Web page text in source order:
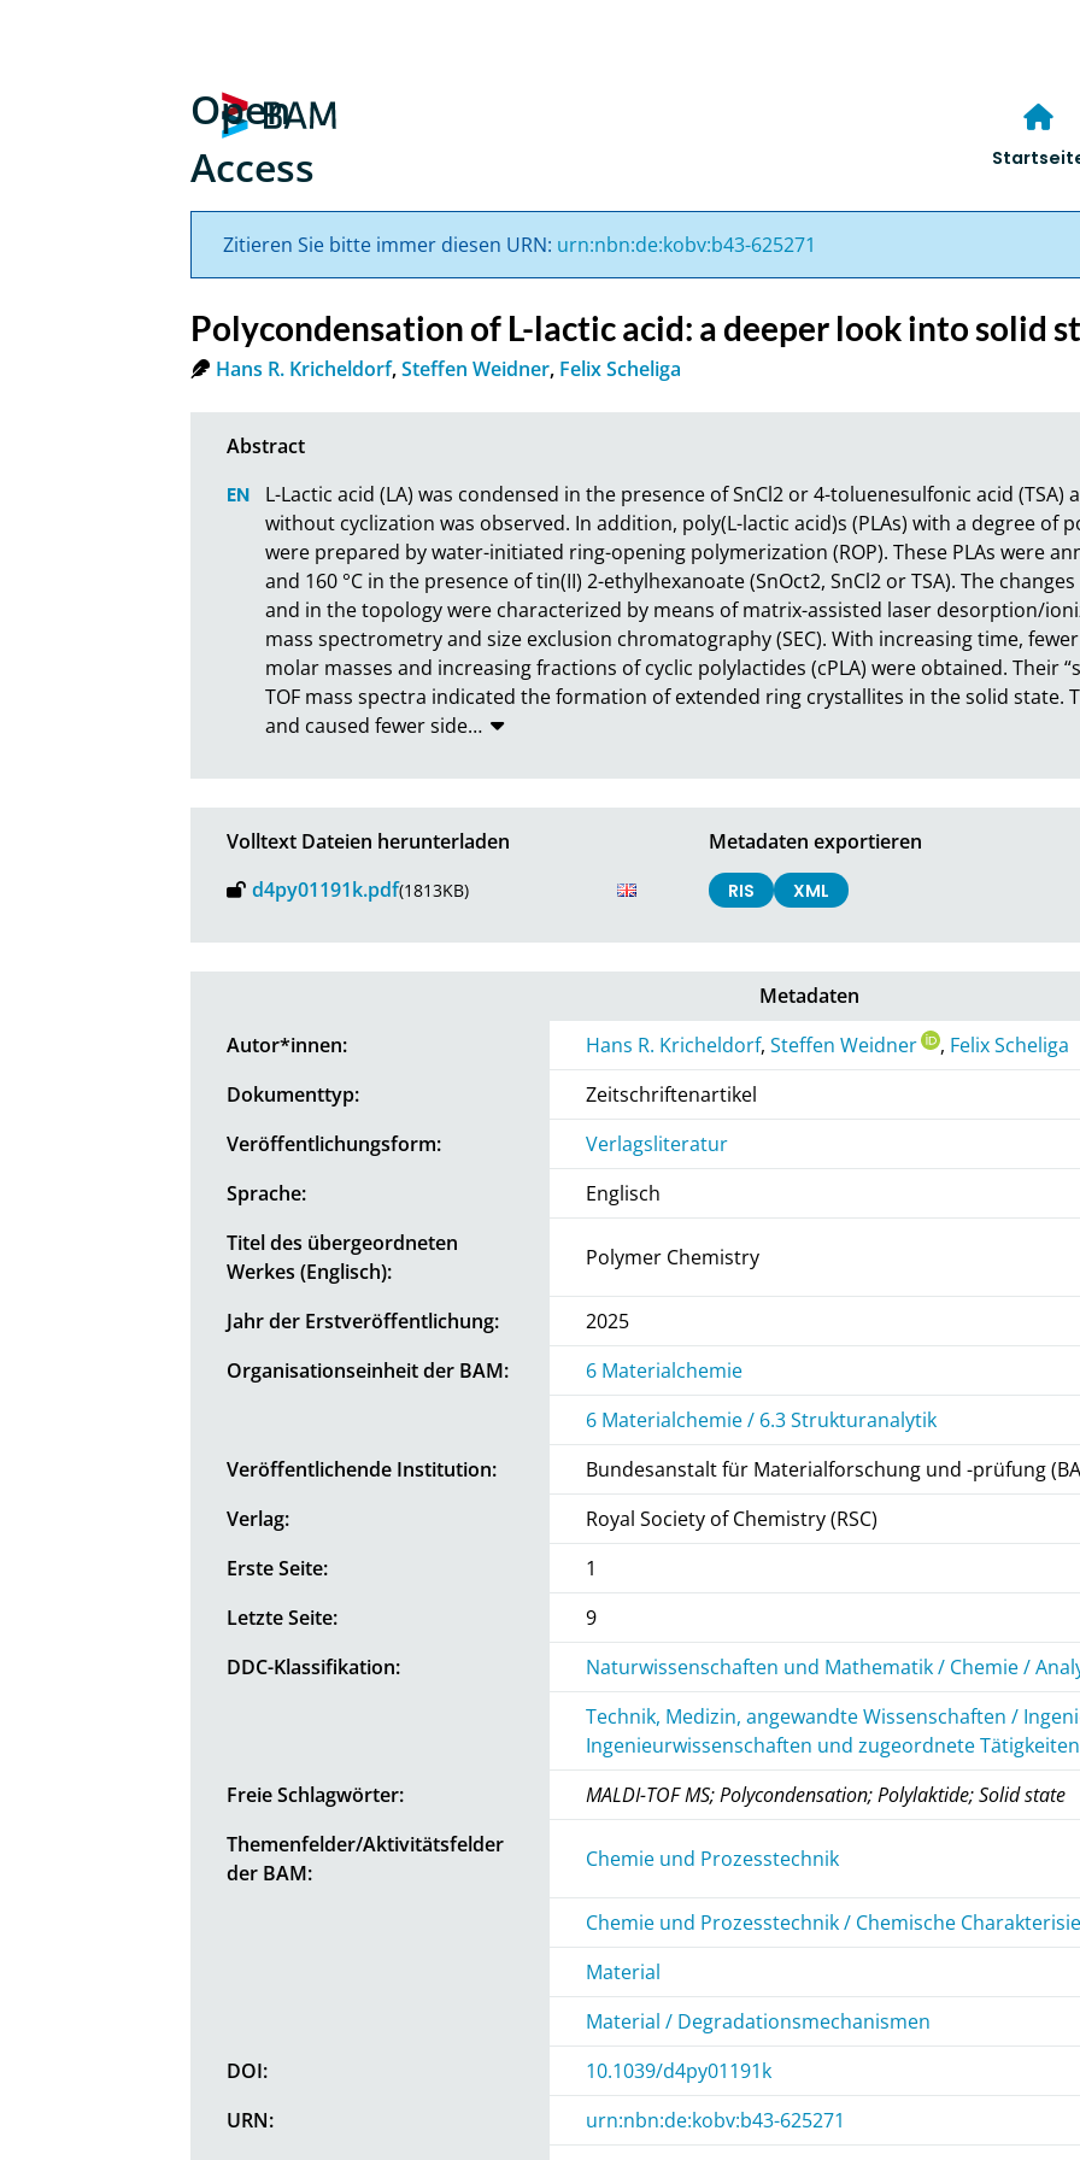
Open
Access
Zitieren Sie bitte immer diesen URN: urn:nbn:de:kobv:b43-625271
Polycondensation of L-lactic acid: a deeper look into solid
Hans R. Kricheldorf,Steffen Weidner, Felix Scheliga
L-Lactic acid (LA) was condensed in the presence of SnCl2 or 4-toluenesulfonic acid (TSA)
without cyclization was observed. In addition, poly(L-lactic acid)s (PLAs) with a degree of
were prepared by water-initiated ring-opening polymerization (ROP). These PLAs were
and 160 °C in the presence of tin(II) 2-ethylhexanoate (SnOct2, SnCl2 or TSA). The
and in the topology were characterized by means of matrix-assisted laser desorption/
mass spectrometry and size exclusion chromatography (SEC). With increasing time,
molar masses and increasing fractions of cyclic polylactides (cPLA) were obtained. Their
TOF mass spectra indicated the formation of extended ring crystallites in the solid state.
and caused fewer side…
Volltext Dateien herunterladen
d4py01191k.pdf(1813KB)
Metadaten exportieren
RIS XML
Metadaten
Autor*innen:
Hans R. Kricheldorf,Steffen Weidner , Felix Scheliga
Dokumenttyp:
Zeitschriftenartikel
Veröffentlichungsform:
Verlagsliteratur
Sprache:
Englisch
Titel des übergeordneten
Werkes (Englisch):
Polymer Chemistry
Jahr der Erstveröffentlichung:
2025
Organisationseinheit der BAM:
6 Materialchemie
6 Materialchemie / 6.3 Strukturanalytik
Veröffentlichende Institution:
Bundesanstalt für Materialforschung und -prüfung
Verlag:
Royal Society of Chemistry (RSC)
Erste Seite:
1
Letzte Seite:
9
DDC-Klassifikation:
Naturwissenschaften und Mathematik / Chemie /
Technik, Medizin, angewandte Wissenschaften /
Ingenieurwissenschaften und zugeordnete Tätigkeiten
Freie Schlagwörter:
MALDI-TOF MS; Polycondensation; Polylaktide; Solid state
Themenfelder/Aktivitätsfelder
der BAM:
Chemie und Prozesstechnik
Chemie und Prozesstechnik / Chemische
Material
Material / Degradationsmechanismen
DOI:
10.1039/d4py01191k
URN:
urn:nbn:de:kobv:b43-625271